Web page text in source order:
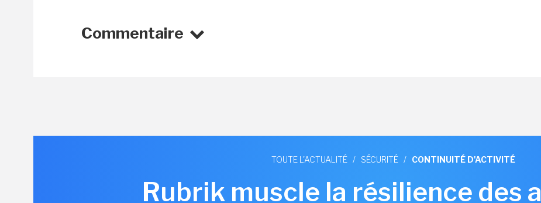
Commentaire
TOUTE L'ACTUALITÉ / SÉCURITÉ / CONTINUITÉ D'ACTIVITÉ
Rubrik muscle la résilience des